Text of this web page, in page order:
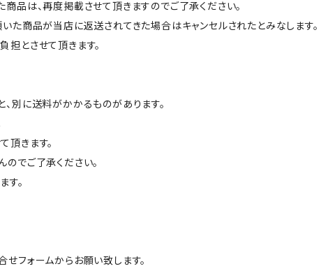
品は、再度掲載させて頂きますのでご了承ください。
た商品が当店に返送されてきた場合はキャンセルされたとみなします。
とさせて頂きます。
別に送料がかかるものがあります。
頂きます。
でご了承ください。
す。
フォームからお願い致します。